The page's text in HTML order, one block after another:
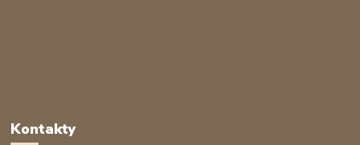
Kontakty